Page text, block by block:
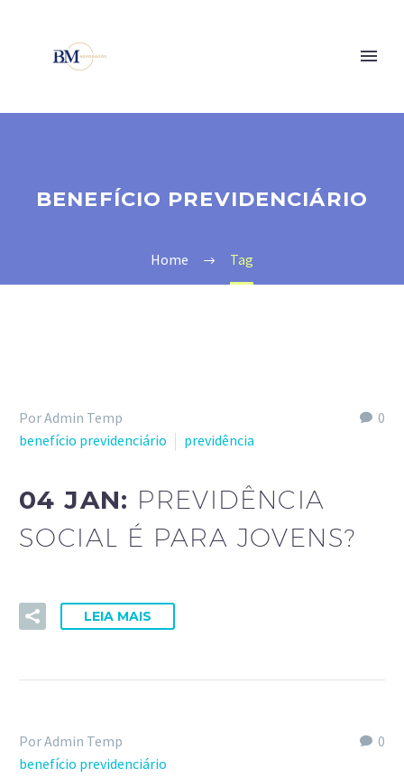
BENEFÍCIO PREVIDENCIÁRIO
Home Tag
0
Por Admin Temp
benefício previdenciário
previdência
04 JAN: PREVIDÊNCIA
SOCIAL É PARA JOVENS?
LEIA MAIS
0
Por Admin Temp
benefício previdenciário